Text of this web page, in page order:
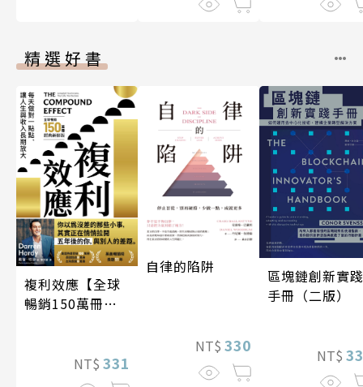
精選好書
複利效應【全球
暢銷150萬冊・
NT$ 331
自律的陷阱
NT$ 330
區塊鏈創新實踐
手冊（二版）
NT$